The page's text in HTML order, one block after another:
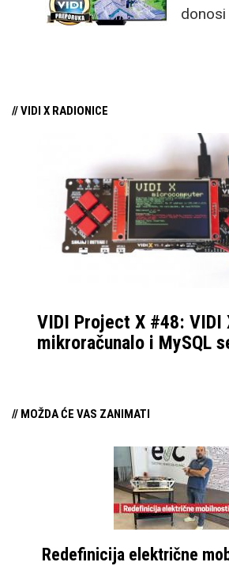
// VIDI X RADIONICE
VIDI Project X #48: VIDI
mikroračunalo i MySQL
// MOŽDA ĆE VAS ZANIMATI
Redefinicija električne